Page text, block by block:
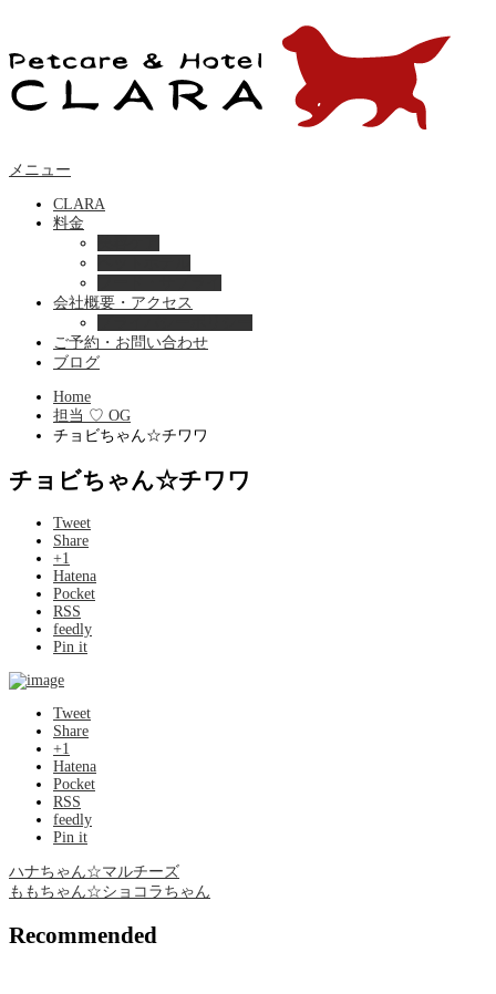
メニュー
CLARA
料金
会社概要・アクセス
ご予約・お問い合わせ
ブログ
Home
担当 ♡ OG
チョビちゃん☆チワワ
チョビちゃん☆チワワ
Tweet
Share
+1
Hatena
Pocket
RSS
feedly
Pin it
Tweet
Share
+1
Hatena
Pocket
RSS
feedly
Pin it
ハナちゃん☆マルチーズ
ももちゃん☆ショコラちゃん
Recommended